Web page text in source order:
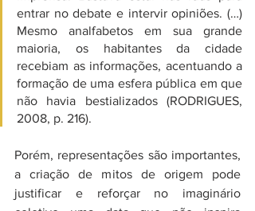
entrar no debate e intervir opiniões. (…)
Mesmo analfabetos em sua grande
maioria, os habitantes da cidade
recebiam as informações, acentuando a
formação de uma esfera pública em que
não havia bestializados (RODRIGUES,
2008, p. 216).
Porém, representações são importantes,
a criação de mitos de origem pode
justificar e reforçar no imaginário